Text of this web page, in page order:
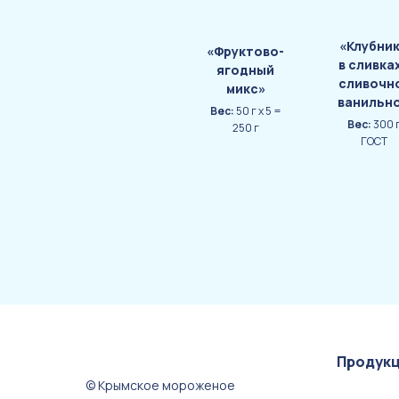
«Фруктово-
ягодный
микс»
Вес: 50 г х 5 =
250 г
в
Вес:300
ГОСТ
© Крымское мороженое